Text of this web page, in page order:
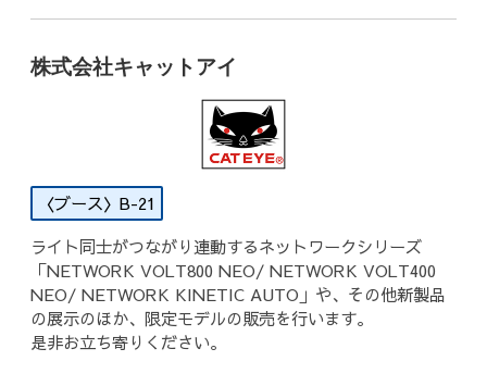
株式会社キャットアイ
B-21
ライト同士がつながり連動するネットワークシリーズ
「NETWORK VOLT800 NEO/ NETWORK VOLT400
NEO/ NETWORK KINETIC AUTO」や、その他新製品
の展示のほか、限定モデルの販売を行います。
是非お立ち寄りください。